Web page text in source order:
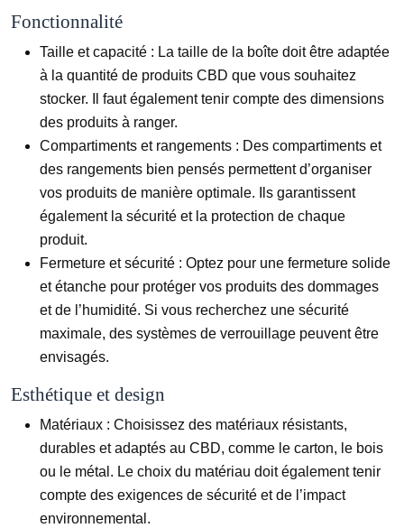
Fonctionnalité
Taille et capacité : La taille de la boîte doit être adaptée
à la quantité de produits CBD que vous souhaitez
stocker. Il faut également tenir compte des dimensions
des produits à ranger.
Compartiments et rangements : Des compartiments et
des rangements bien pensés permettent d’organiser
vos produits de manière optimale. Ils garantissent
également la sécurité et la protection de chaque
produit.
Fermeture et sécurité : Optez pour une fermeture solide
et étanche pour protéger vos produits des dommages
et de l’humidité. Si vous recherchez une sécurité
maximale, des systèmes de verrouillage peuvent être
envisagés.
Esthétique et design
Matériaux : Choisissez des matériaux résistants,
durables et adaptés au CBD, comme le carton, le bois
ou le métal. Le choix du matériau doit également tenir
compte des exigences de sécurité et de l’impact
environnemental.